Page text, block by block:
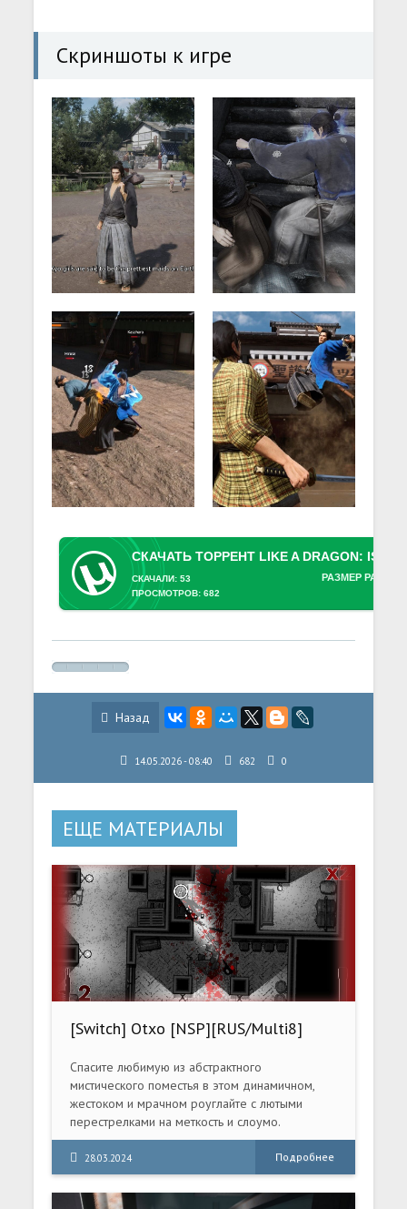
Скриншоты к игре
РАЗМЕР
СКАЧАЛИ: 53
ПРОСМОТРОВ: 682
Назад
14.05.2026 - 08:40 682 0
ЕЩЕ МАТЕРИАЛЫ
[Switch] Otxo [NSP][RUS/Multi8]
Спасите любимую из абстрактного
мистического поместья в этом динамичном,
жестоком и мрачном роуглайте с лютыми
перестрелками на меткость и слоумо.
Сразитесь со своими внутренними демонами и
раскройте секреты Поместья.
28.03.2024 Подробнее